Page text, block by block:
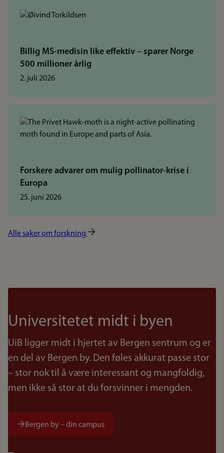
Billig MS-medisin like effektiv – sparer Norge
500 millioner årlig
2. juli 2026
Forskere advarer om mulig pollinator-krise i
Europa
25. juni 2026
Alle saker om forskning
Universitetet midt i byen
UiB ligger midt i hjertet av Bergen sentrum og er
en del av Bergen by. Den føles akkurat passe stor
– stor nok til å være interessant og mangfoldig,
men ikke så stor at du forsvinner i mengden.
Bergen by – din campus